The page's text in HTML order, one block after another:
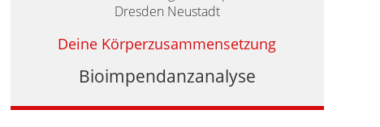
Deine Körperzusammensetzung
Bioimpendanzanalyse